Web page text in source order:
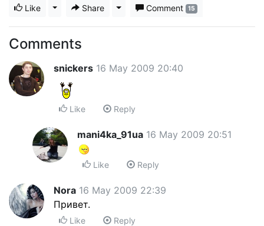
Like Toggle Dropdown
Share Toggle Dropdown
Comment 15
Comments
snickers 16 May 2009 20:40
Like Reply
mani4ka_91ua 16 May 2009 20:51
Like Reply
Nora 16 May 2009 22:39
Привет.
Like Reply